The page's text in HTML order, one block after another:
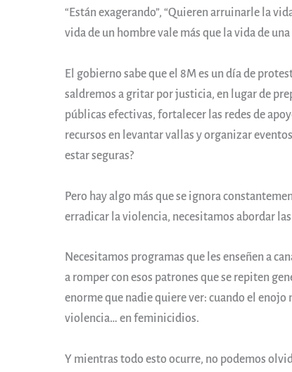
“Están exagerando”, “Quieren arruinarle la
vida de un hombre vale más que la vida de
El gobierno sabe que el 8M es un día de
saldremos a gritar por justicia, en lugar de
públicas efectivas, fortalecer las redes de
recursos en levantar vallas y organizar
estar seguras?
Pero hay algo más que se ignora
erradicar la violencia, necesitamos abordar
Necesitamos programas que les enseñen a
a romper con esos patrones que se repiten
enorme que nadie quiere ver: cuando el
violencia… en feminicidios.
Y mientras todo esto ocurre, no podemos